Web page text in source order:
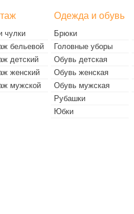
чулки
бельевой
детский
женский
мужской
Одежда и обувь
Брюки
Головные уборы
Обувь детская
Обувь женская
Обувь мужская
Рубашки
Юбки